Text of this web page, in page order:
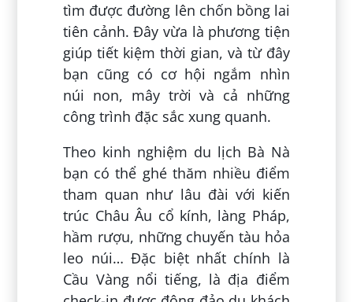
tìm được đường lên chốn bồng lai
tiên cảnh. Đây vừa là phương tiện
giúp tiết kiệm thời gian, và từ đây
bạn cũng có cơ hội ngắm nhìn
núi non, mây trời và cả những
công trình đặc sắc xung quanh.
Theo kinh nghiệm du lịch Bà Nà
bạn có thể ghé thăm nhiều điểm
tham quan như lâu đài với kiến
trúc Châu Âu cổ kính, làng Pháp,
hầm rượu, những chuyến tàu hỏa
leo núi… Đặc biệt nhất chính là
Cầu Vàng nổi tiếng, là địa điểm